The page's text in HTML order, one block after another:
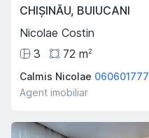
CHIȘINĂU, BUIUCANI
Nicolae Costin
3
72 m2
Calmis Nicolae 060601777
Agent imobiliar